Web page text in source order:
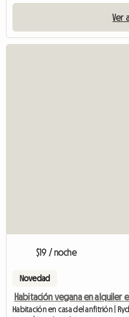
Ver
$19 / noche
Novedad
Habitación vegana en alquiler
Habitación en casa del anfitrión |